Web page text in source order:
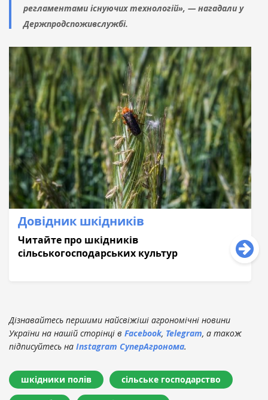
регламентами існуючих технологій», — нагадали у
Держпродспоживслужбі.
Довідник шкідників
Читайте про шкідників
сільськогосподaрських культур
Дізнавайтесь першими найсвіжіші агрономічні новини
України на нашій сторінці в Facebook, Telegram, а також
підписуйтесь на Instagram СуперАгронома.
шкідники полів сільське господарство